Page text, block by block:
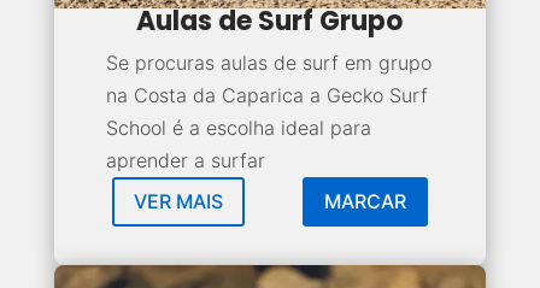
Aulas de Surf Grupo
Se procuras aulas de surf em grupo
na Costa da Caparica a Gecko Surf
School é a escolha ideal para
aprender a surfar
VER MAIS
MARCAR